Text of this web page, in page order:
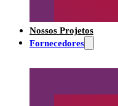
Nossos Projetos
Fornecedores